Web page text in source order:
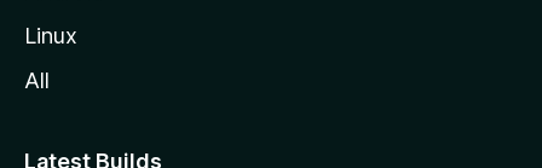
Linux
All
Latest Builds